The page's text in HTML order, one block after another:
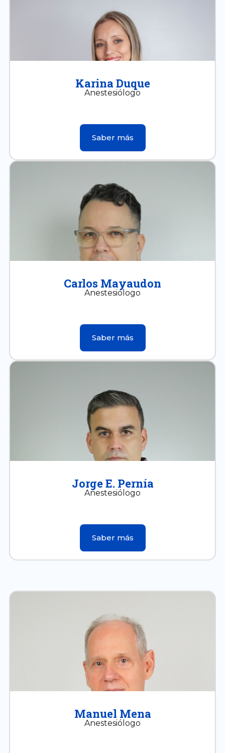
Karina Duque
Anestesiólogo
Saber más
Carlos Mayaudon
Anestesiólogo
Saber más
Jorge E. Pernía
Anestesiólogo
Saber más
Manuel Mena
Anestesiólogo